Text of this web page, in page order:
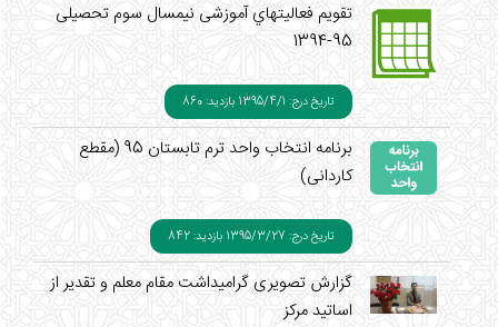
تقویم فعاليتهاي آموزشی نیمسال سوم تحصیلی
95-1394
تاریخ درج: 1395/4/1 بازدید: 860
برنامه انتخاب واحد ترم تابستان 95 (مقطع
کاردانی)
تاریخ درج: 1395/3/27 بازدید: 842
گزارش تصویری گرامیداشت مقام معلم و تقدیر از
اساتید مرکز